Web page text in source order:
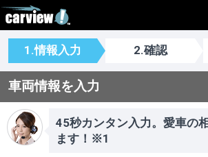
1.情報入力 2.確認
車両情報を入力
45秒カンタン入力。愛車の
ます！※1